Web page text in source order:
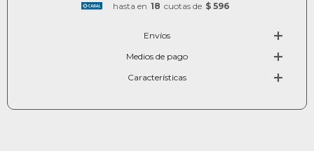
hasta en 18 cuotas de $ 596
Envíos
Medios de pago
Características